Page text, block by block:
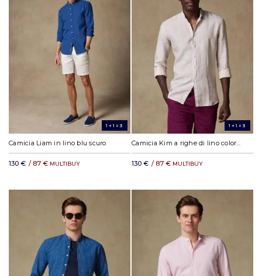
1+1=3
Camicia Liam in lino blu scuro
130 € / 87 € MULTIBUY
1+1=3
Camicia Kim a righe di lino color sabbia
130 € / 87 € MULTIBUY